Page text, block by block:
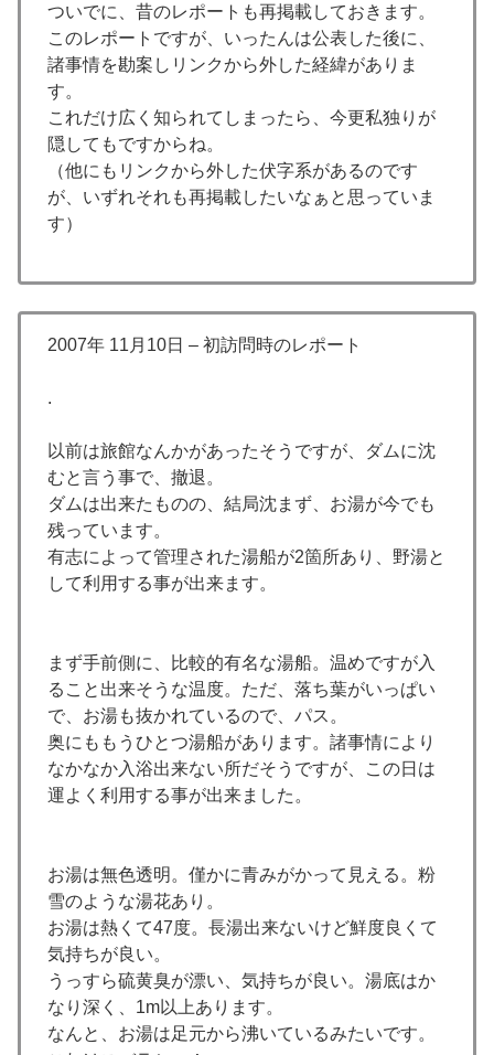
ついでに、昔のレポートも再掲載しておきます。
このレポートですが、いったんは公表した後に、
諸事情を勘案しリンクから外した経緯がありま
す。
これだけ広く知られてしまったら、今更私独りが
隠してもですからね。
（他にもリンクから外した伏字系があるのです
が、いずれそれも再掲載したいなぁと思っていま
す）
2007年 11月10日 – 初訪問時のレポート
.
以前は旅館なんかがあったそうですが、ダムに沈
むと言う事で、撤退。
ダムは出来たものの、結局沈まず、お湯が今でも
残っています。
有志によって管理された湯船が2箇所あり、野湯と
して利用する事が出来ます。
まず手前側に、比較的有名な湯船。温めですが入
ること出来そうな温度。ただ、落ち葉がいっぱい
で、お湯も抜かれているので、パス。
奥にももうひとつ湯船があります。諸事情により
なかなか入浴出来ない所だそうですが、この日は
運よく利用する事が出来ました。
お湯は無色透明。僅かに青みがかって見える。粉
雪のような湯花あり。
お湯は熱くて47度。長湯出来ないけど鮮度良くて
気持ちが良い。
うっすら硫黄臭が漂い、気持ちが良い。湯底はか
なり深く、1m以上あります。
なんと、お湯は足元から沸いているみたいです。